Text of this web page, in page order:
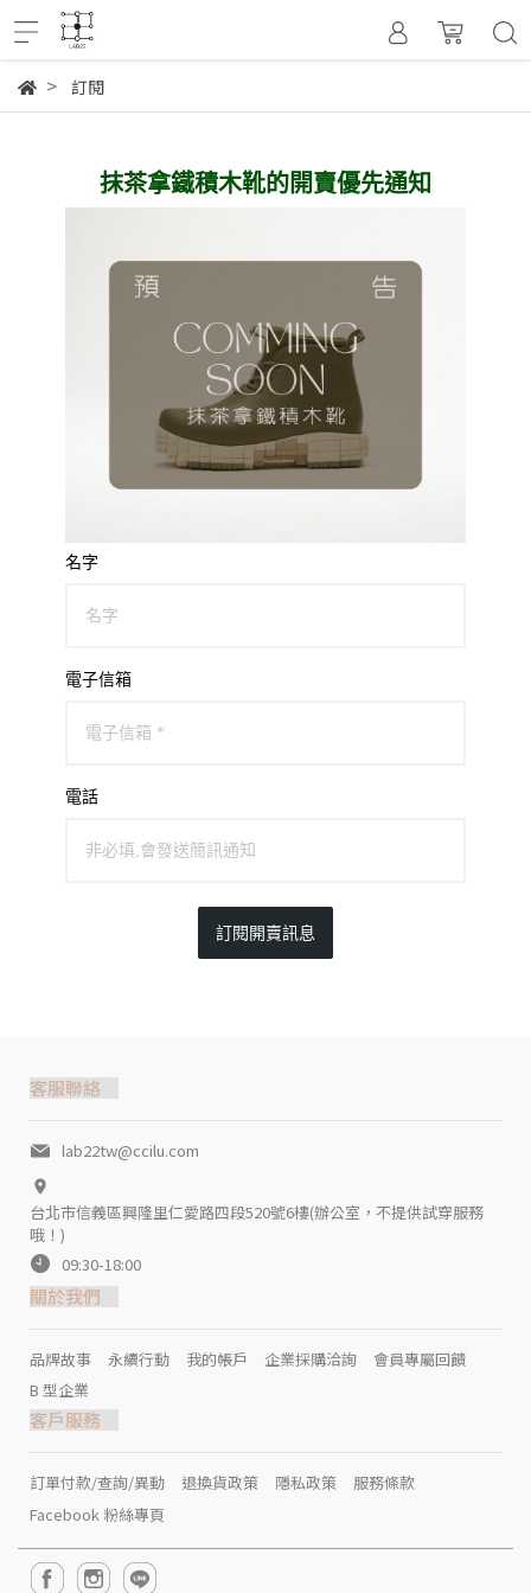
訂閱
抹茶拿鐵積木靴的開賣優先通知
名字
電子信箱
電話
訂閱開賣訊息
客服聯絡
lab22tw@ccilu.com
台北市信義區興隆里仁愛路四段520號6樓(辦公室，不提供試穿服務
哦！)
09:30-18:00
關於我們
品牌故事 永續行動 我的帳戶 企業採購洽詢
會員專屬回饋
B 型企業
客戶服務
訂單付款/查詢/異動 退換貨政策 隱私政策
服務條款
Facebook 粉絲專頁